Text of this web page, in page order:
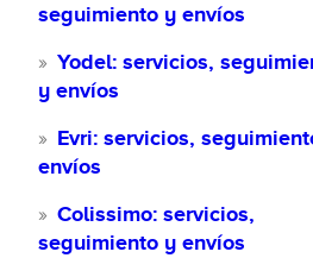
seguimiento y envíos
Yodel: servicios,
y envíos
Evri: servicios,
envíos
Colissimo: servicios,
seguimiento y envíos